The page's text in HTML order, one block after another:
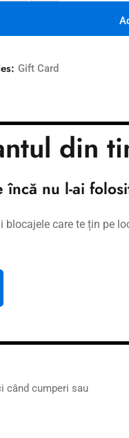
Gift Card
și oferi cadou oricui
o sesiune de coaching 1
când cumperi sau
din
încă nu l-ai
care te țin pe